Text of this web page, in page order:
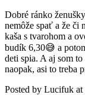
Dobré ránko
nemôže spať a že či
kaša s tvarohom a
budík 6,30😅 a
deti spia. A aj som to
naopak, asi to treba
Posted by Lucifuk